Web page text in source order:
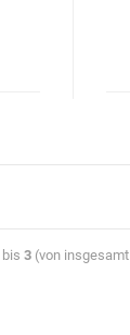
bis 3(von insgesamt